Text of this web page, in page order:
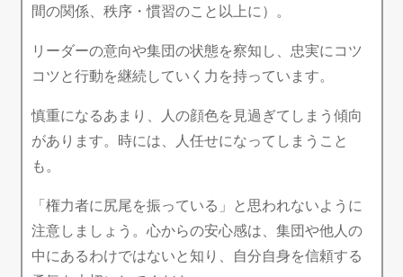
間の関係、秩序・慣習のこと以上に）。
リーダーの意向や集団の状態を察知し、忠実にコツ
コツと行動を継続していく力を持っています。
慎重になるあまり、人の顔色を見過ぎてしまう傾向
があります。時には、人任せになってしまうこと
も。
「権力者に尻尾を振っている」と思われないように
注意しましょう。心からの安心感は、集団や他人の
中にあるわけではないと知り、自分自身を信頼する